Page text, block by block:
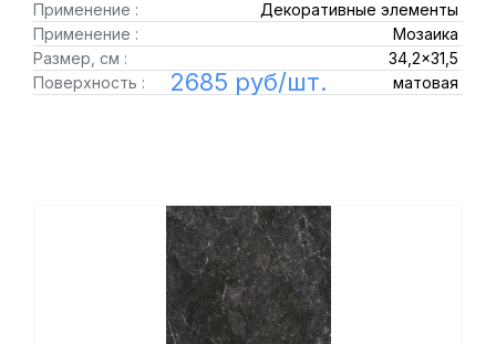
Применение :
Декоративные элементы
Применение :
Мозаика
Размер, см :
34,2x31,5
Поверхность :
матовая
2685 руб/шт.